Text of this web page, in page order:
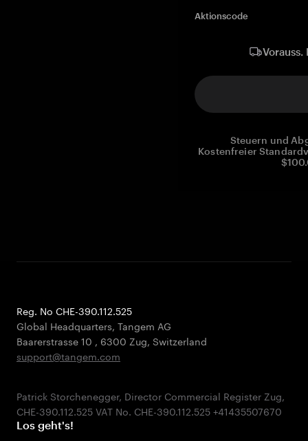
Aktionscode
Steuern und
Kostenfreier
Reg. No CHE-390.112.525
Global Headquarters, Tangem AG
Baarerstrasse 10 , 6300 Zug, Switzerland
support@tangem.com
Patrick Storchenegger, Director Commercial Register Zug,
Los geht's!